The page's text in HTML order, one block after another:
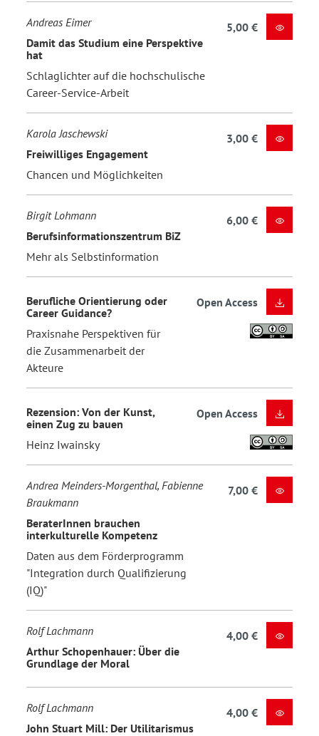
Andreas Eimer
Damit das Studium eine Perspektive
hat
Schlaglichter auf die hochschulische
Career-Service-Arbeit
5,00 €
Karola Jaschewski
Freiwilliges Engagement
Chancen und Möglichkeiten
3,00 €
Birgit Lohmann
Berufsinformationszentrum BiZ
Mehr als Selbstinformation
6,00 €
Berufliche Orientierung oder
Career Guidance?
Praxisnahe Perspektiven für
die Zusammenarbeit der
Akteure
Open Access
Rezension: Von der Kunst,
einen Zug zu bauen
Heinz Iwainsky
Open Access
Andrea Meinders-Morgenthal, Fabienne
Braukmann
BeraterInnen brauchen
interkulturelle Kompetenz
Daten aus dem Förderprogramm
"Integration durch Qualifizierung
(IQ)"
7,00 €
Rolf Lachmann
Arthur Schopenhauer: Über die
Grundlage der Moral
4,00 €
Rolf Lachmann
John Stuart Mill: Der Utilitarismus
4,00 €